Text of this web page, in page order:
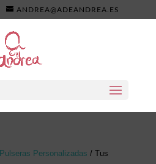
ANDREA@ADEANDREA.ES
Pulseras Personalizadas / Tus